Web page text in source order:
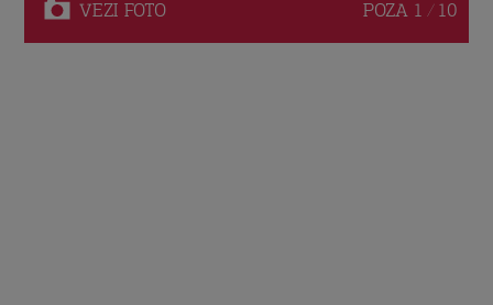
VEZI FOTO POZA 1 / 10